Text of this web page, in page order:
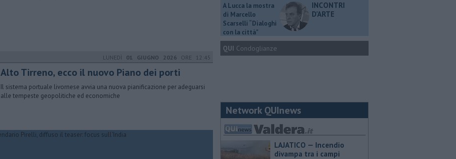
LUNEDÌ 01 GIUGNO 2026 ORE 12:45
Alto Tirreno, ecco il nuovo Piano dei porti
Il sistema portuale livornese avvia una nuova pianificazione per adeguarsi
alle tempeste geopolitiche ed economiche
A Lucca la mostra
di Marcello
Scarselli “Dialoghi
con la città"
INCONTRI
D'ARTE
QUI Condoglianze
Network QUInews
LAJATICO — Incendio
divampa tra i campi